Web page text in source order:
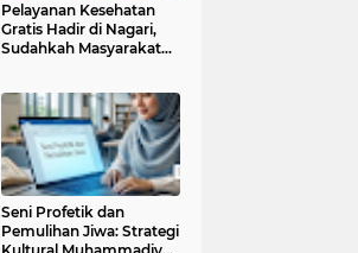
Pelayanan Kesehatan
Gratis Hadir di Nagari,
Sudahkah Masyarakat
Seni Profetik dan
Pemulihan Jiwa: Strategi